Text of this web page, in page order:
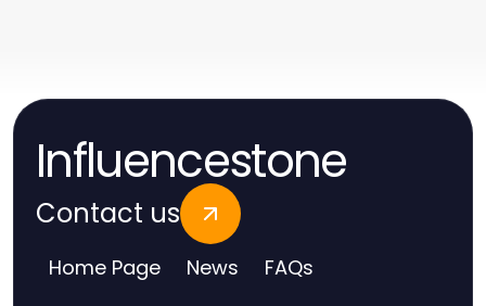
Influencestone
Contact us
Home Page News FAQs